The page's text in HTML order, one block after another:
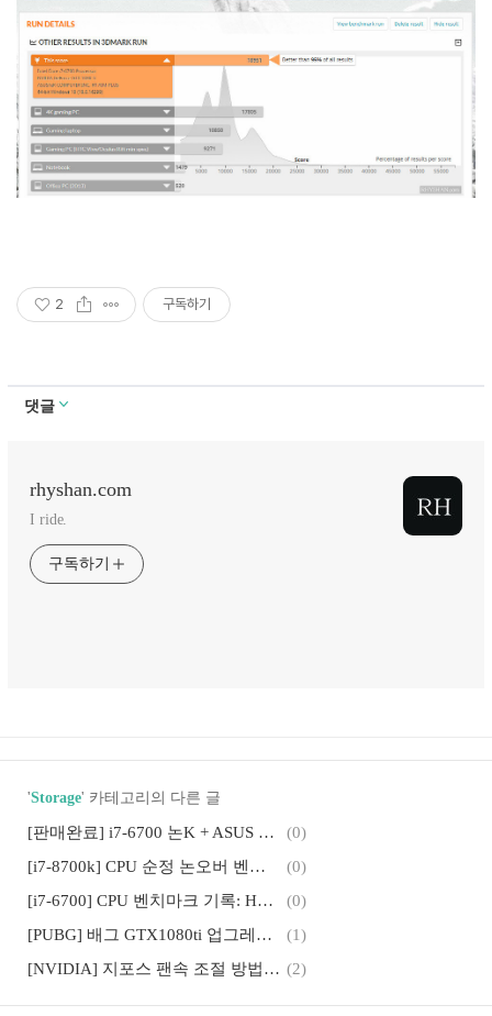
2 구독하기
댓글
rhyshan.com
I ride.
구독하기
'Storage' 카테고리의 다른 글
[판매완료] i7-6700 논K + ASUS H170M-PLUS(M-ATX)
(0)
[i7-8700k] CPU 순정 논오버 벤치마크 기록: 시네벤치, CPU-Z, 파스 22334
(0)
[i7-6700] CPU 벤치마크 기록: HWMonitor, CPU-Z, 시네벤치
(0)
[PUBG] 배그 GTX1080ti 업그레이드 후기: GTX1060에서
(1)
[NVIDIA] 지포스 팬속 조절 방법: 엔비디아 그래픽카드 시스템 툴즈/팬속도/3DMark/삼디막 (2)
[PUBG] 배그 자기장 초록색 변경 방법: 색각이상모드 청색맹
(0)